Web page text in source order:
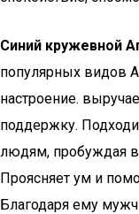
Синий кружевной
популярных видов
настроение.
поддержку.
людям, пробуждая
Проясняет ум и
Благодаря ему